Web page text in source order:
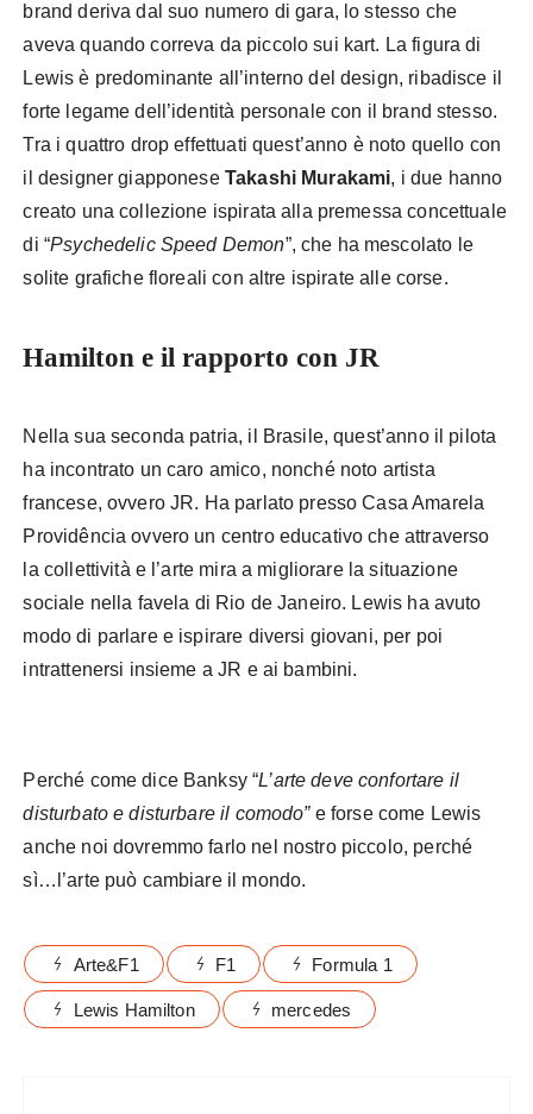
brand deriva dal suo numero di gara, lo stesso che
aveva quando correva da piccolo sui kart. La figura di
Lewis è predominante all’interno del design, ribadisce il
forte legame dell’identità personale con il brand stesso.
Tra i quattro drop effettuati quest’anno è noto quello con
il designer giapponese Takashi Murakami, i due hanno
creato una collezione ispirata alla premessa concettuale
di “Psychedelic Speed Demon”, che ha mescolato le
solite grafiche floreali con altre ispirate alle corse.
Hamilton e il rapporto con JR
Nella sua seconda patria, il Brasile, quest’anno il pilota
ha incontrato un caro amico, nonché noto artista
francese, ovvero JR. Ha parlato presso Casa Amarela
Providência ovvero un centro educativo che attraverso
la collettività e l’arte mira a migliorare la situazione
sociale nella favela di Rio de Janeiro. Lewis ha avuto
modo di parlare e ispirare diversi giovani, per poi
intrattenersi insieme a JR e ai bambini.
Perché come dice Banksy “L’arte deve confortare il
disturbato e disturbare il comodo”e forse come Lewis
anche noi dovremmo farlo nel nostro piccolo, perché
sì…l’arte può cambiare il mondo.
Arte&F1 F1 Formula 1
Lewis Hamilton mercedes